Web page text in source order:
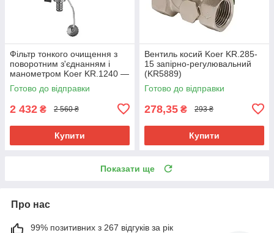
Фільтр тонкого очищення з
поворотним з'єднанням і
манометром Koer KR.1240 —
3/4" (KR5879)
Готово до відправки
2 432 ₴ 2 560 ₴
Купити
Вентиль косий Koer KR.285-
15 запірно-регулювальний
(KR5889)
Готово до відправки
278,35 ₴ 293 ₴
Купити
Показати ще
Про нас
99% позитивних з 267 відгуків за рік